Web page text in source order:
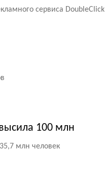
сервиса DoubleClick
100 млн
млн человек